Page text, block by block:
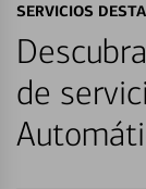
SERVICIOS
de